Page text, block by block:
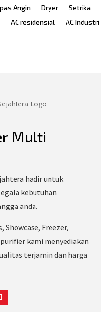
Angin Dryer Setrika
AC residensial AC Industri
Multi
hadir untuk
kebutuhan
anda.
Showcase, Freezer,
kami menyediakan
terjamin dan harga